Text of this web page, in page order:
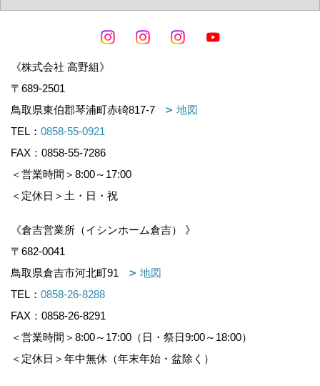
《株式会社 高野組》
〒689-2501
鳥取県東伯郡琴浦町赤碕817-7
地図
TEL： 0858-55-0921
FAX：0858-55-7286
＜営業時間＞8:00～17:00
＜定休日＞土・日・祝
《倉吉営業所（イシンホーム倉吉） 》
〒682-0041
鳥取県倉吉市河北町91
地図
TEL： 0858-26-8288
FAX：0858-26-8291
＜営業時間＞8:00～17:00（日・祭日9:00～18:00）
＜定休日＞年中無休（年末年始・盆除く）